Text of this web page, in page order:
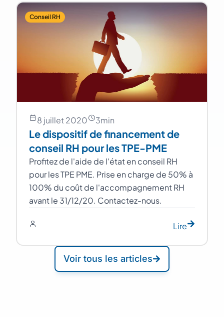
Conseil RH
8 juillet 2020 3min
Le dispositif de financement de
conseil RH pour les TPE-PME
Profitez de l'aide de l'état en conseil RH
pour les TPE PME. Prise en charge de 50% à
100% du coût de l'accompagnement RH
avant le 31/12/20. Contactez-nous.
Lire
Voir tous les articles